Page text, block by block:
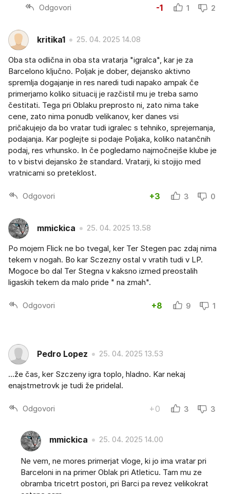
Odgovori -1 1 2
kritika1 25. 04. 2025 14.08
Oba sta odlična in oba sta vratarja "igralca", kar je za
Barcelono ključno. Poljak je dober, dejansko aktivno
spremlja dogajanje in res naredi tudi napako ampak če
primerjamo koliko situacij je razčistil mu je treba samo
čestitati. Tega pri Oblaku preprosto ni, zato nima take
cene, zato nima ponudb velikanov, ker danes vsi
pričakujejo da bo vratar tudi igralec s tehniko, sprejemanja,
podajanja. Kar poglejte si podaje Poljaka, koliko natančnih
podaj, res vrhunsko. In če pogledamo najmočnejše klube je
to v bistvi dejansko že standard. Vratarji, ki stojijo med
vratnicami so preteklost.
Odgovori +3 3 0
mmickica 25. 04. 2025 13.58
Po mojem Flick ne bo tvegal, ker Ter Stegen pac zdaj nima
tekem v nogah. Bo kar Sczezny ostal v vratih tudi v LP.
Mogoce bo dal Ter Stegna v kaksno izmed preostalih
ligaskih tekem da malo pride " na zmah".
Odgovori +8 9 1
Pedro Lopez 25. 04. 2025 13.53
…že čas, ker Szczeny igra toplo, hladno. Kar nekaj
enajstmetrovk je tudi že pridelal.
Odgovori +0 3 3
mmickica 25. 04. 2025 14.00
Ne vem, ne mores primerjat vloge, ki jo ima vratar pri
Barceloni in na primer Oblak pri Atleticu. Tam mu ze
obramba tricetrt postori, pri Barci pa revez velikokrat